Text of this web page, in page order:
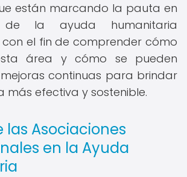
están marcando la pauta en
la ayuda humanitaria
con el fin de comprender cómo
área y cómo se pueden
continuas para brindar
más efectiva y sostenible.
las Asociaciones
en la Ayuda